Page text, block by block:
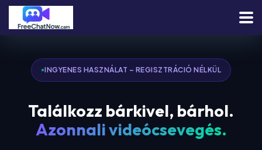
INGYENES HASZNÁLAT – REGISZTRÁCIÓ NÉLKÜL
Találkozz bárkivel, bárhol.
Azonnali videócsevegés.